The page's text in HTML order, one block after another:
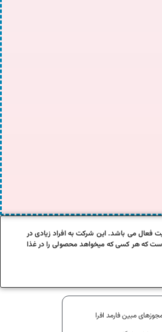
این شرکت به افراد زیادی در
که هر کسی که میخواهد محصولی را در غذا
مبین فارمد افرا